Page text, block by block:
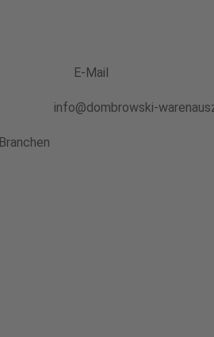
E-Mail
info@dombrowski-
Branchen